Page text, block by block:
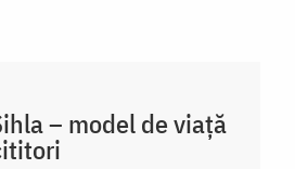
– model de viaţă